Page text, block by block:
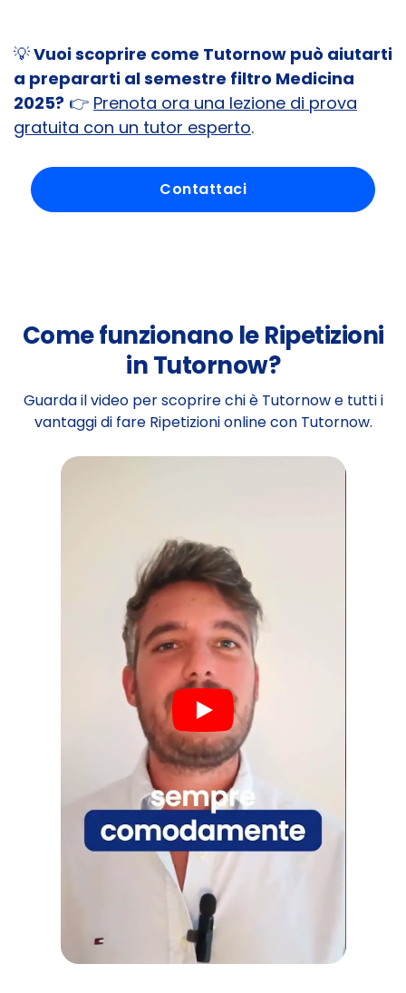
💡Vuoi scoprire come Tutornow può aiutarti
a prepararti al semestre filtro Medicina
2025? 👉 Prenota ora una lezione di prova
gratuita con un tutor esperto.
Contattaci
Come funzionano le Ripetizioni
in Tutornow?
Guarda il video per scoprire chi è Tutornow e tutti i
vantaggi di fare Ripetizioni online con Tutornow.